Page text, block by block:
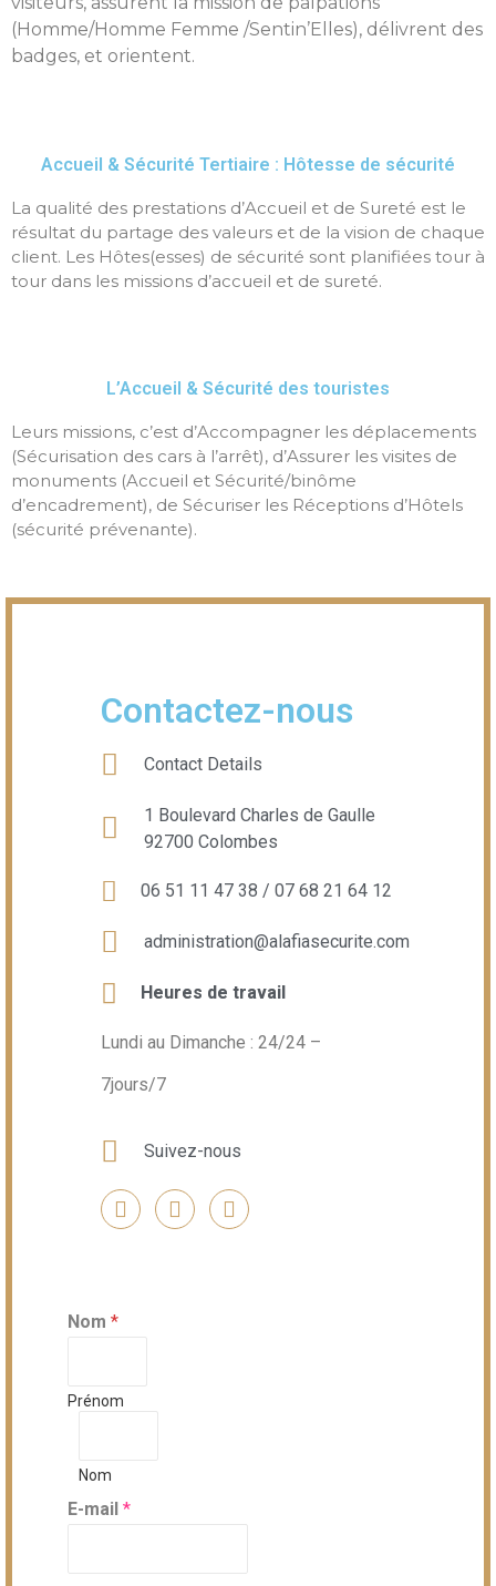
(Homme/Homme Femme /Sentin’Elles), délivrent des
badges, et orientent.
Accueil & Sécurité Tertiaire : Hôtesse de sécurité
La qualité des prestations d’Accueil et de Sureté est le
résultat du partage des valeurs et de la vision de chaque
client. Les Hôtes(esses) de sécurité sont planifiées tour à
tour dans les missions d’accueil et de sureté.
L’Accueil & Sécurité des touristes
Leurs missions, c’est d’Accompagner les déplacements
(Sécurisation des cars à l’arrêt), d’Assurer les visites de
monuments (Accueil et Sécurité/binôme
d’encadrement), de Sécuriser les Réceptions d’Hôtels
(sécurité prévenante).
Contactez-nous
Contact Details
1 Boulevard Charles de Gaulle
92700 Colombes
06 51 11 47 38 / 07 68 21 64 12
administration@alafiasecurite.com
Heures de travail
Lundi au Dimanche : 24/24 –
7jours/7
Suivez-nous
Nom *
Prénom
Nom
E-mail *